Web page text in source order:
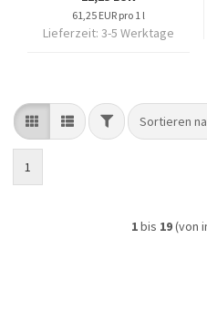
61,25 EUR pro 1 l
Lieferzeit: 3-5 Werktage
FILTERSortieren
Sortieren
1
1bis 19(von